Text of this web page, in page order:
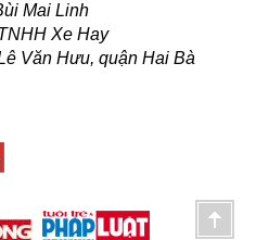
Mai Linh
Xe Hay
Văn Hưu, quận Hai Bà